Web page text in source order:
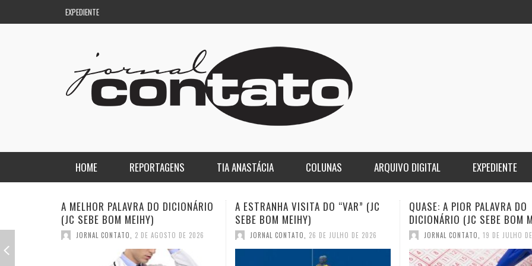
EXPEDIENTE
HOME REPORTAGENS
REGIONAL
TIA ANASTÁCIA COLUNAS
DE PASSAGEM
ARQUIVO DIGITAL EXPEDIENTE
A ESTRANHA VISITA DO “VAR” (JC
SEBE BOM MEIHY)
JORNAL CONTATO 26 DE JULHO DE 2026
QUASE: A PIOR PALAVRA DO
DICIONÁRIO (JC SEBE BOM MEIHY)
JORNAL CONTATO 19 DE JULHO DE 2026
A DEMOCRACIA
GASPARI)
JORNAL CONTATO 12 DE JULHO